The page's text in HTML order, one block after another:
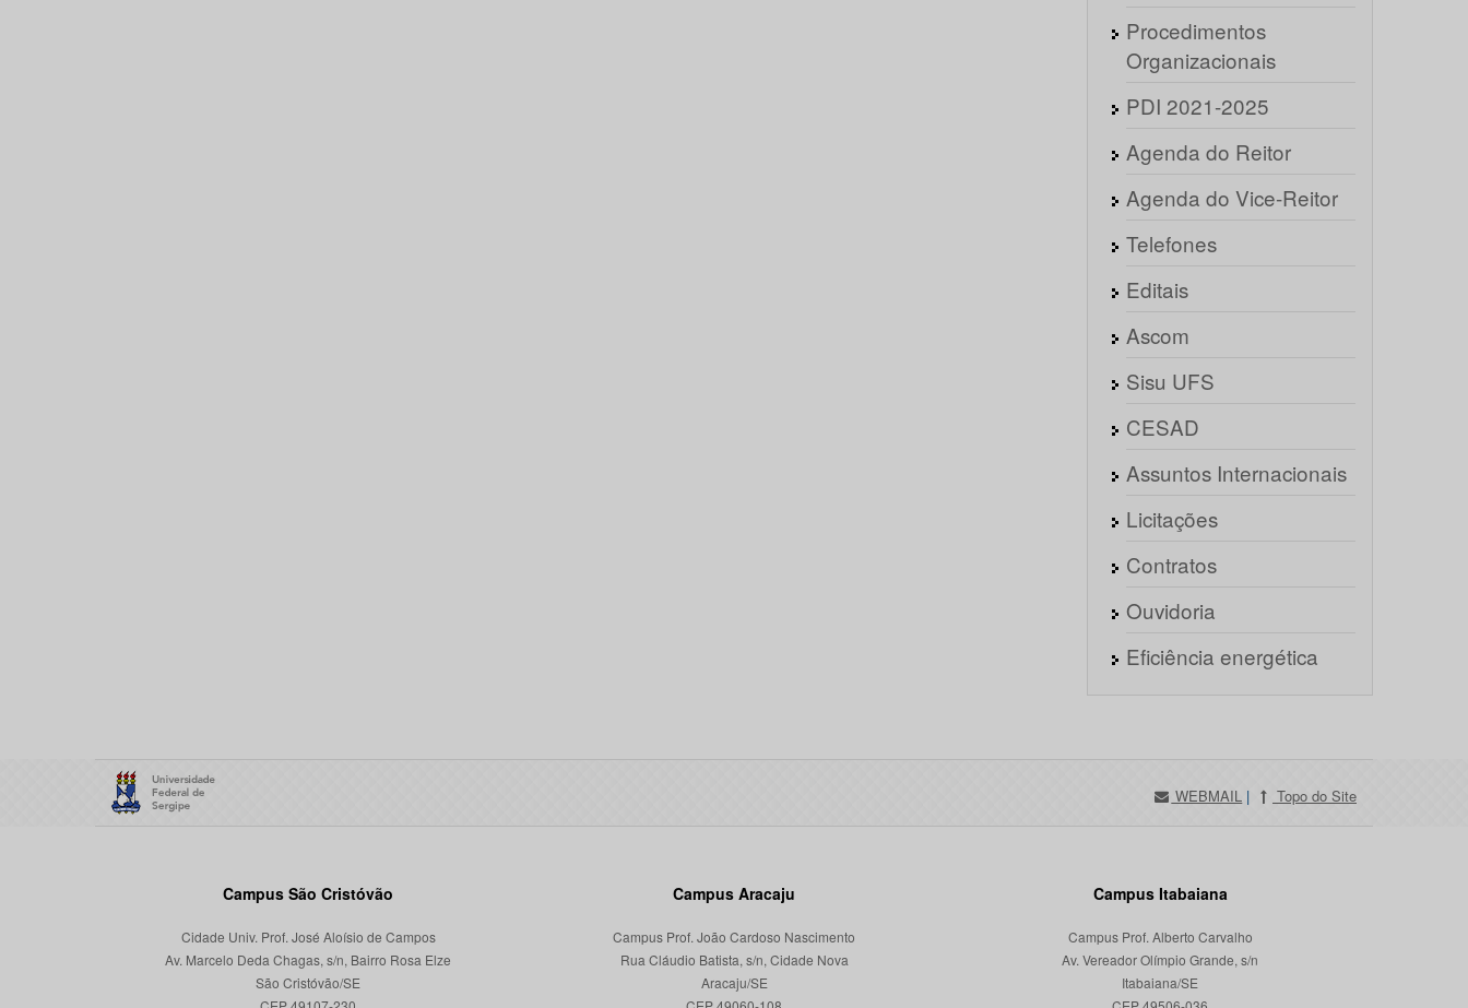
Procedimentos
Organizacionais
PDI 2021-2025
Agenda do Reitor
Agenda do Vice-Reitor
Telefones
Editais
Ascom
Sisu UFS
CESAD
Assuntos Internacionais
Licitações
Contratos
Ouvidoria
Eficiência energética
WEBMAIL | Topo do Site
Campus São Cristóvão
Cidade Univ. Prof. José Aloísio de Campos
Av. Marcelo Deda Chagas, s/n, Bairro Rosa Elze
São Cristóvão/SE
Campus Aracaju
Campus Prof. João Cardoso Nascimento
Rua Cláudio Batista, s/n, Cidade Nova
Aracaju/SE
Campus Itabaiana
Campus Prof. Alberto Carvalho
Av. Vereador Olímpio Grande, s/n
Itabaiana/SE